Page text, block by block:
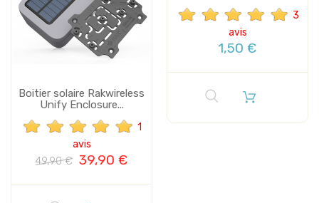
Boitier solaire Rakwireless
Unify Enclosure...
1
avis
49,90 € 39,90 €
3
avis
1,50 €